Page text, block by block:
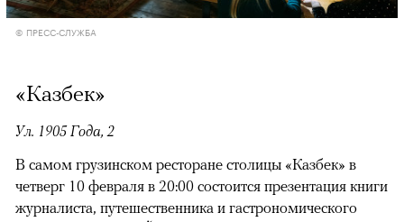
© ПРЕСС-СЛУЖБА
«Казбек»
Ул. 1905 Года, 2
В самом грузинском ресторане столицы «Казбек» в
четверг 10 февраля в 20:00 состоится презентация книги
журналиста, путешественника и гастрономического